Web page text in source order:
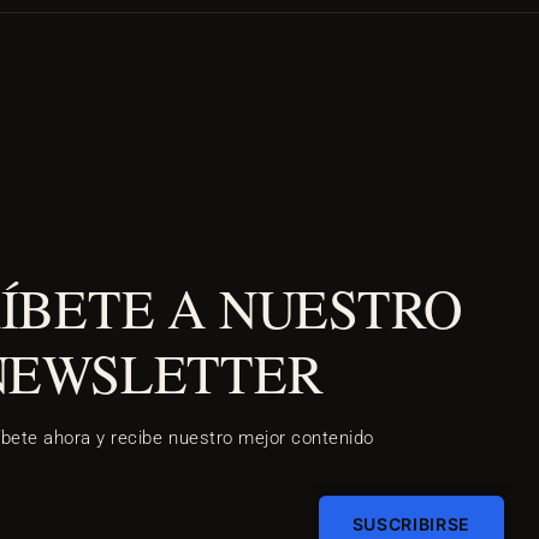
A NUESTRO
ahora y recibe nuestro mejor contenido
SUSCRIBIRSE